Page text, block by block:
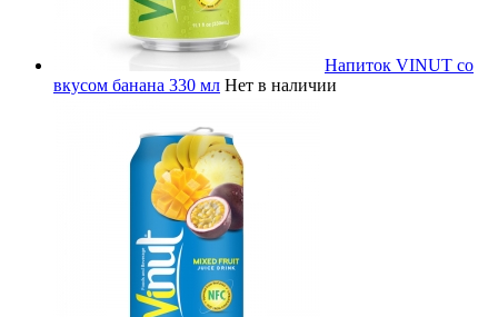
Напиток VINUT со
вкусом банана 330 мл Нет в наличии